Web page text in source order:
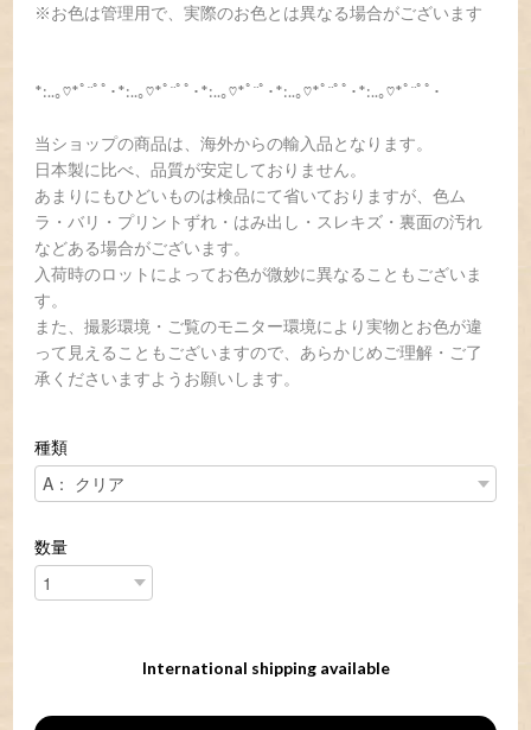
※お色は管理用で、実際のお色とは異なる場合がございます
*:..｡♡*ﾟ¨ﾟﾟ･*:..｡♡*ﾟ¨ﾟﾟ･*:..｡♡*ﾟ¨ﾟ･*:..｡♡*ﾟ¨ﾟﾟ･*:..｡♡*ﾟ¨ﾟﾟ･
当ショップの商品は、海外からの輸入品となります。
日本製に比べ、品質が安定しておりません。
あまりにもひどいものは検品にて省いておりますが、色ム
ラ・バリ・プリントずれ・はみ出し・スレキズ・裏面の汚れ
などある場合がございます。
入荷時のロットによってお色が微妙に異なることもございま
す。
また、撮影環境・ご覧のモニター環境により実物とお色が違
って見えることもございますので、あらかじめご理解・ご了
承くださいますようお願いします。
種類
数量
International shipping available